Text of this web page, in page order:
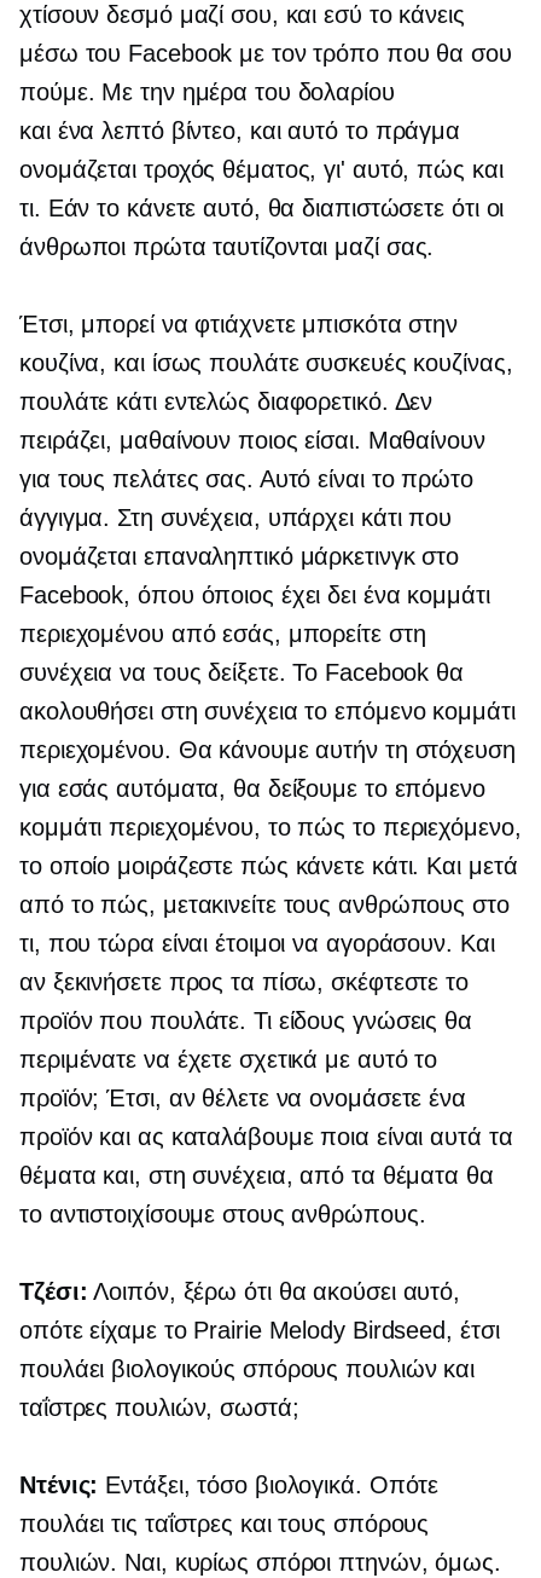
χτίσουν δεσμό μαζί σου, και εσύ το κάνεις
μέσω του Facebook με τον τρόπο που θα σου
πούμε. Με την ημέρα του δολαρίου
και ένα λεπτόβίντεο, και αυτό το πράγμα
ονομάζεται τροχός θέματος, γι' αυτό, πώς και
τι. Εάν το κάνετε αυτό, θα διαπιστώσετε ότι οι
άνθρωποι πρώτα ταυτίζονται μαζί σας.
Έτσι, μπορεί να φτιάχνετε μπισκότα στην
κουζίνα, και ίσως πουλάτε συσκευές κουζίνας,
πουλάτε κάτι εντελώς διαφορετικό. Δεν
πειράζει, μαθαίνουν ποιος είσαι. Μαθαίνουν
για τους πελάτες σας. Αυτό είναι το πρώτο
άγγιγμα. Στη συνέχεια, υπάρχει κάτι που
ονομάζεται επαναληπτικό μάρκετινγκ στο
Facebook, όπου όποιος έχει δει ένα κομμάτι
περιεχομένου από εσάς, μπορείτε στη
συνέχεια να τους δείξετε. Το Facebook θα
ακολουθήσει στη συνέχεια το επόμενο κομμάτι
περιεχομένου. Θα κάνουμε αυτήν τη στόχευση
για εσάς αυτόματα, θα δείξουμε το επόμενο
κομμάτι περιεχομένου, το πώς το περιεχόμενο,
το οποίο μοιράζεστε πώς κάνετε κάτι. Και μετά
από το πώς, μετακινείτε τους ανθρώπους στο
τι, που τώρα είναι έτοιμοι να αγοράσουν. Και
αν ξεκινήσετε προς τα πίσω, σκέφτεστε το
προϊόν που πουλάτε. Τι είδους γνώσεις θα
περιμένατε να έχετε σχετικά με αυτό το
προϊόν; Έτσι, αν θέλετε να ονομάσετε ένα
προϊόν και ας καταλάβουμε ποια είναι αυτά τα
θέματα και, στη συνέχεια, από τα θέματα θα
το αντιστοιχίσουμε στους ανθρώπους.
Τζέσι: Λοιπόν, ξέρω ότι θα ακούσει αυτό,
οπότε είχαμε το Prairie Melody Birdseed, έτσι
πουλάει βιολογικούς σπόρους πουλιών και
ταΐστρες πουλιών, σωστά;
Ντένις: Εντάξει, τόσο βιολογικά. Οπότε
πουλάει τις ταΐστρες και τους σπόρους
πουλιών. Ναι, κυρίως σπόροι πτηνών, όμως.